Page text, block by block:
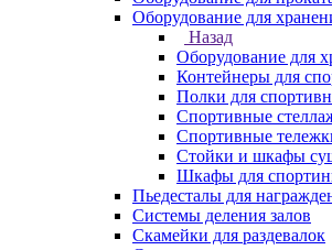
Оборудование для
Назад
Оборудование для
Контейнеры для
Полки для
Спортивные
Спортивные
Стойки и шкафы
Шкафы для
Пьедесталы для
Системы деления залов
Скамейки для раздевалок